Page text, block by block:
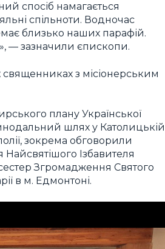
спосіб намагається
спільноти. Водночас
близько наших парафій.
— зазначили єпископи.
з місіонерським
плану Української
шлях у Католицькій
зокрема обговорили
Ізбавителя
Згромадження Святого
в м. Едмонтоні.